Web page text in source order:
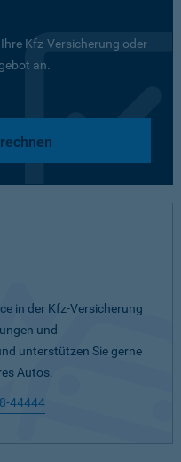
Kfz-Versicherung oder
an.
in der Kfz-Versicherung
und
unterstützen Sie gerne
Autos.
44444